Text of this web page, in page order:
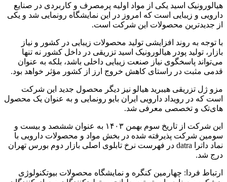
هیالورونیک اسید یکی از مواد اولیه پرمصرف و کاربردی در صنایع
دارویی و زیبایی است که امروز در این نمایشگاه رونمایی شد و یکی
از جدیدترین محصولات این شرکت است.
با توجه به روند افزایشی تولید محصولات زیبایی در کشور و نیاز
بازار، تولید پودر هیالورونیک اسید تزریقی در داخل کشور نه تنها
می‌تواند پاسخگوی نیاز صنعت زیبایی داخلی باشد، بلکه به عنوان
قدمی مثبت در راستای کاهش خروج ارز از کشور مؤثر خواهد بود.
مزو ژل تزریقی هیبرید هیالو نیز دیگر محصول جدید این شرکت
است که در رویداد دارویی ایران بایو رونمایی و به عنوان یک محصول
های‌تک و تخصصی معرفی شد.
این شرکت از تاریخ سوم بهمن ۱۴۰۳ به عنوان ششصد و بیست و
سومین شرکت پذیرفته شده در بخش مواد و محصولات دارویی با
نماد داترا datra در فهرست نرخ تابلوی اصلی بازار دوم بورس تهران
درج شد.
ارتباط فردا: چهارمین کنگره و نمایشگاه محصولات بیوتکنولوژی